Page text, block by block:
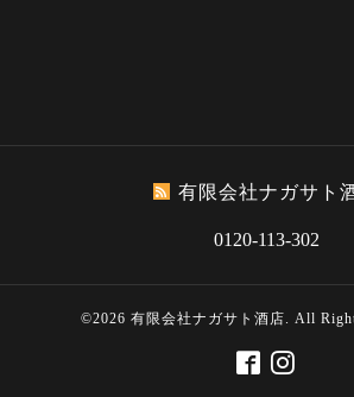
有限会社ナガサト
0120-113-302
©2026 有限会社ナガサト酒店. All